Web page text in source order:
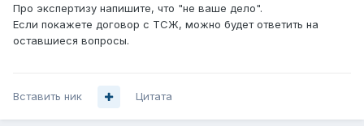
Про экспертизу напишите, что "не ваше дело".
Если покажете договор с ТСЖ, можно будет ответить на
оставшиеся вопросы.
Вставить ник Цитата